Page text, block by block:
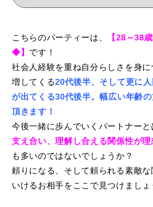
こちらのパーティーは、
【28～38
◆】 です！
社会人経験を重ね自分らしさを身
増してくる20代後半、そして更に
が出てくる30代後半。幅広い年齢
頂きます！
今後一緒に歩んでいくパートナーと
支え合い、理解し合える関係性が理
も多いのではないでしょうか？
頼りになる、そして頼られる素敵な
いけるお相手をここで見つけましょ